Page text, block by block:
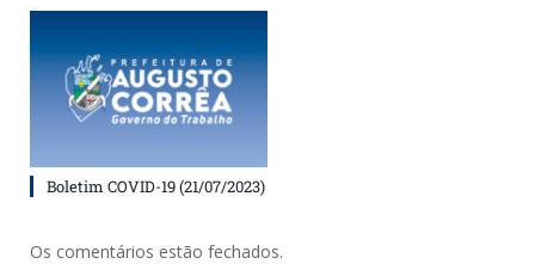
Boletim COVID-19 (21/07/2023)
Os comentários estão fechados.